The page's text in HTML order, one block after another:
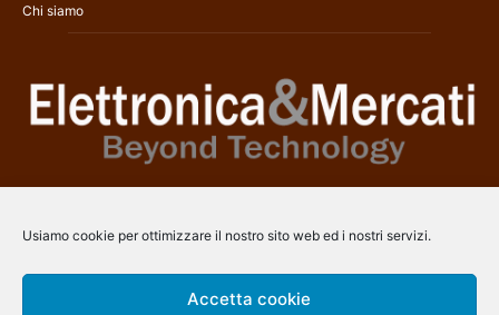
Usiamo cookie per ottimizzare il nostro sito web ed i nostri servizi.
Accetta cookie
Chi siamo
una copertura a 360° che coinvolge tecnologie, prodotti, mercati e
info@arscommunication.it